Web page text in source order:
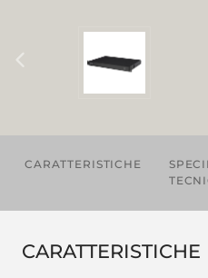
CARATTERISTICHE
CARATTERISTICHE